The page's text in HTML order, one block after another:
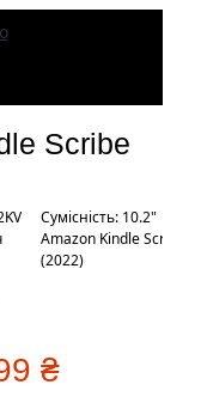
Scribe
Сумісність: 10.2"
Amazon Kindle Scribe
(2022)
₴